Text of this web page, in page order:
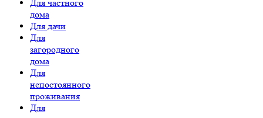
Для частного
дома
Для дачи
Для
загородного
дома
Для
непостоянного
проживания
Для